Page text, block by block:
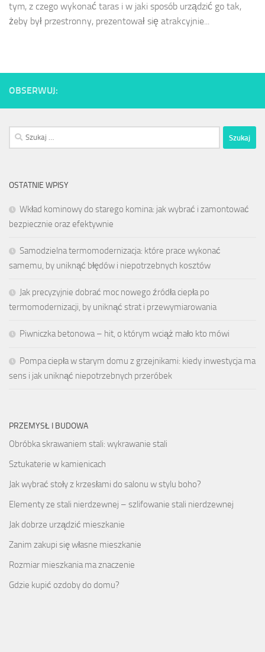
tym, z czego wykonać taras i w jaki sposób urządzić go tak,
żeby był przestronny, prezentował się atrakcyjnie...
OBSERWUJ:
Szukaj:
OSTATNIE WPISY
Wkład kominowy do starego komina: jak wybrać i zamontować
bezpiecznie oraz efektywnie
Samodzielna termomodernizacja: które prace wykonać
samemu, by uniknąć błędów i niepotrzebnych kosztów
Jak precyzyjnie dobrać moc nowego źródła ciepła po
termomodernizacji, by uniknąć strat i przewymiarowania
Piwniczka betonowa – hit, o którym wciąż mało kto mówi
Pompa ciepła w starym domu z grzejnikami: kiedy inwestycja ma
sens i jak uniknąć niepotrzebnych przeróbek
PRZEMYSŁ I BUDOWA
Obróbka skrawaniem stali: wykrawanie stali
Sztukaterie w kamienicach
Jak wybrać stoły z krzesłami do salonu w stylu boho?
Elementy ze stali nierdzewnej – szlifowanie stali nierdzewnej
Jak dobrze urządzić mieszkanie
Zanim zakupi się własne mieszkanie
Rozmiar mieszkania ma znaczenie
Gdzie kupić ozdoby do domu?